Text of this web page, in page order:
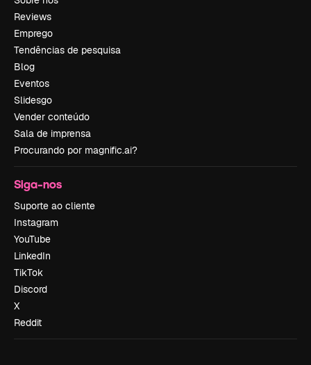
Reviews
Emprego
Tendências de pesquisa
Blog
Eventos
Slidesgo
Vender conteúdo
Sala de imprensa
Procurando por magnific.ai?
Siga-nos
Suporte ao cliente
Instagram
YouTube
LinkedIn
TikTok
Discord
X
Reddit